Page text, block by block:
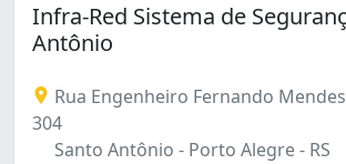
Infra-Red Sistema de
Antônio
Rua Engenheiro Fernando
304
Santo Antônio - Porto Alegre - RS